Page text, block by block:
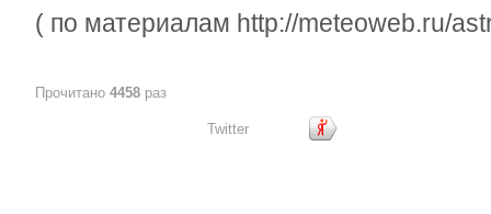
( по материалам http://meteoweb.ru/
Прочитано 4458 раз
Twitter